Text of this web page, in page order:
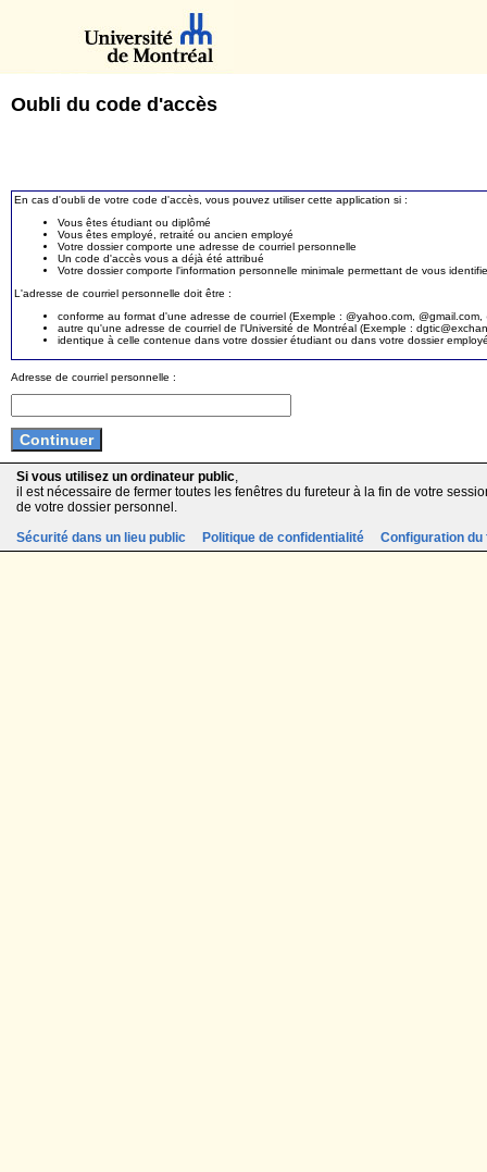
Oubli du code d'accès
En cas d'oubli de votre code d'accès, vous pouvez utiliser cette application si :
Vous êtes étudiant ou diplômé
Vous êtes employé, retraité ou ancien employé
Votre dossier comporte une adresse de courriel personnelle
Un code d'accès vous a déjà été attribué
Votre dossier comporte l'information personnelle minimale permettant de vous
L'adresse de courriel personnelle doit être :
conforme au format d'une adresse de courriel (Exemple : @yahoo.com,
autre qu'une adresse de courriel de l'Université de Montréal (Exemple :
identique à celle contenue dans votre dossier étudiant ou dans votre dossier
Adresse de courriel personnelle :
Si vous utilisez un ordinateur public,
il est nécessaire de fermer toutes les fenêtres du fureteur à la fin de votre
de votre dossier personnel.
Sécurité dans un lieu public
Politique de confidentialité Configuration du